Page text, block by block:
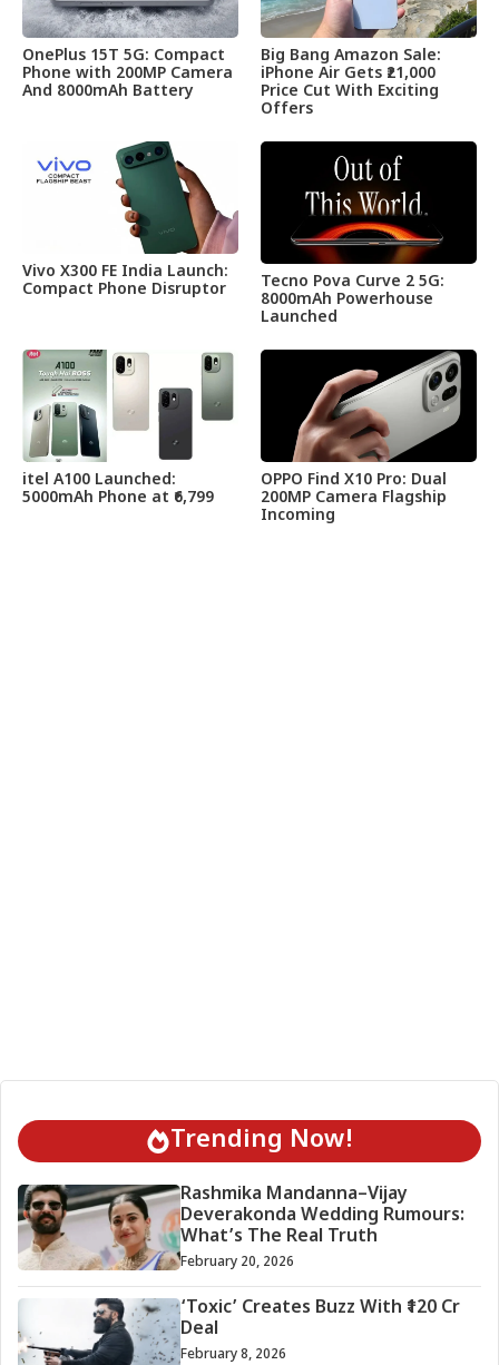
OnePlus 15T 5G: Compact
Phone with 200MP Camera
And 8000mAh Battery
Big Bang Amazon Sale:
iPhone Air Gets ₹21,000
Price Cut With Exciting
Offers
Vivo X300 FE India Launch:
Compact Phone Disruptor
Tecno Pova Curve 2 5G:
8000mAh Powerhouse
Launched
itel A100 Launched:
5000mAh Phone at ₹6,799
OPPO Find X10 Pro: Dual
200MP Camera Flagship
Incoming
Trending Now!
Rashmika Mandanna–Vijay
Deverakonda Wedding Rumours:
What’s The Real Truth
February 20, 2026
‘Toxic’ Creates Buzz With ₹120 Cr
Deal
February 8, 2026